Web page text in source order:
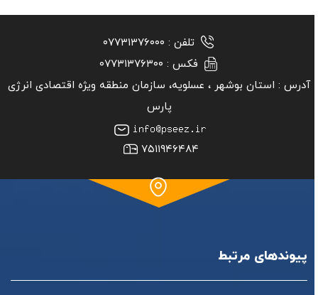
تلفن : ۰۷۷۳۱۳۷۶۰۰۰
فکس : ۰۷۷۳۱۳۷۶۳۰۰
آدرس : استان بوشهر ‏، عسلویه، سازمان منطقه ویژه اقتصادی انرژی
پارس
۷۵۱۱۹۴۶۴۸۴
پیوندهای مرتبط